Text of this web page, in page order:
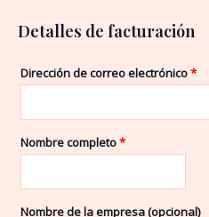
Detalles de facturación
Dirección de correo electrónico*
Nombre completo*
Nombre de la empresa(opcional)